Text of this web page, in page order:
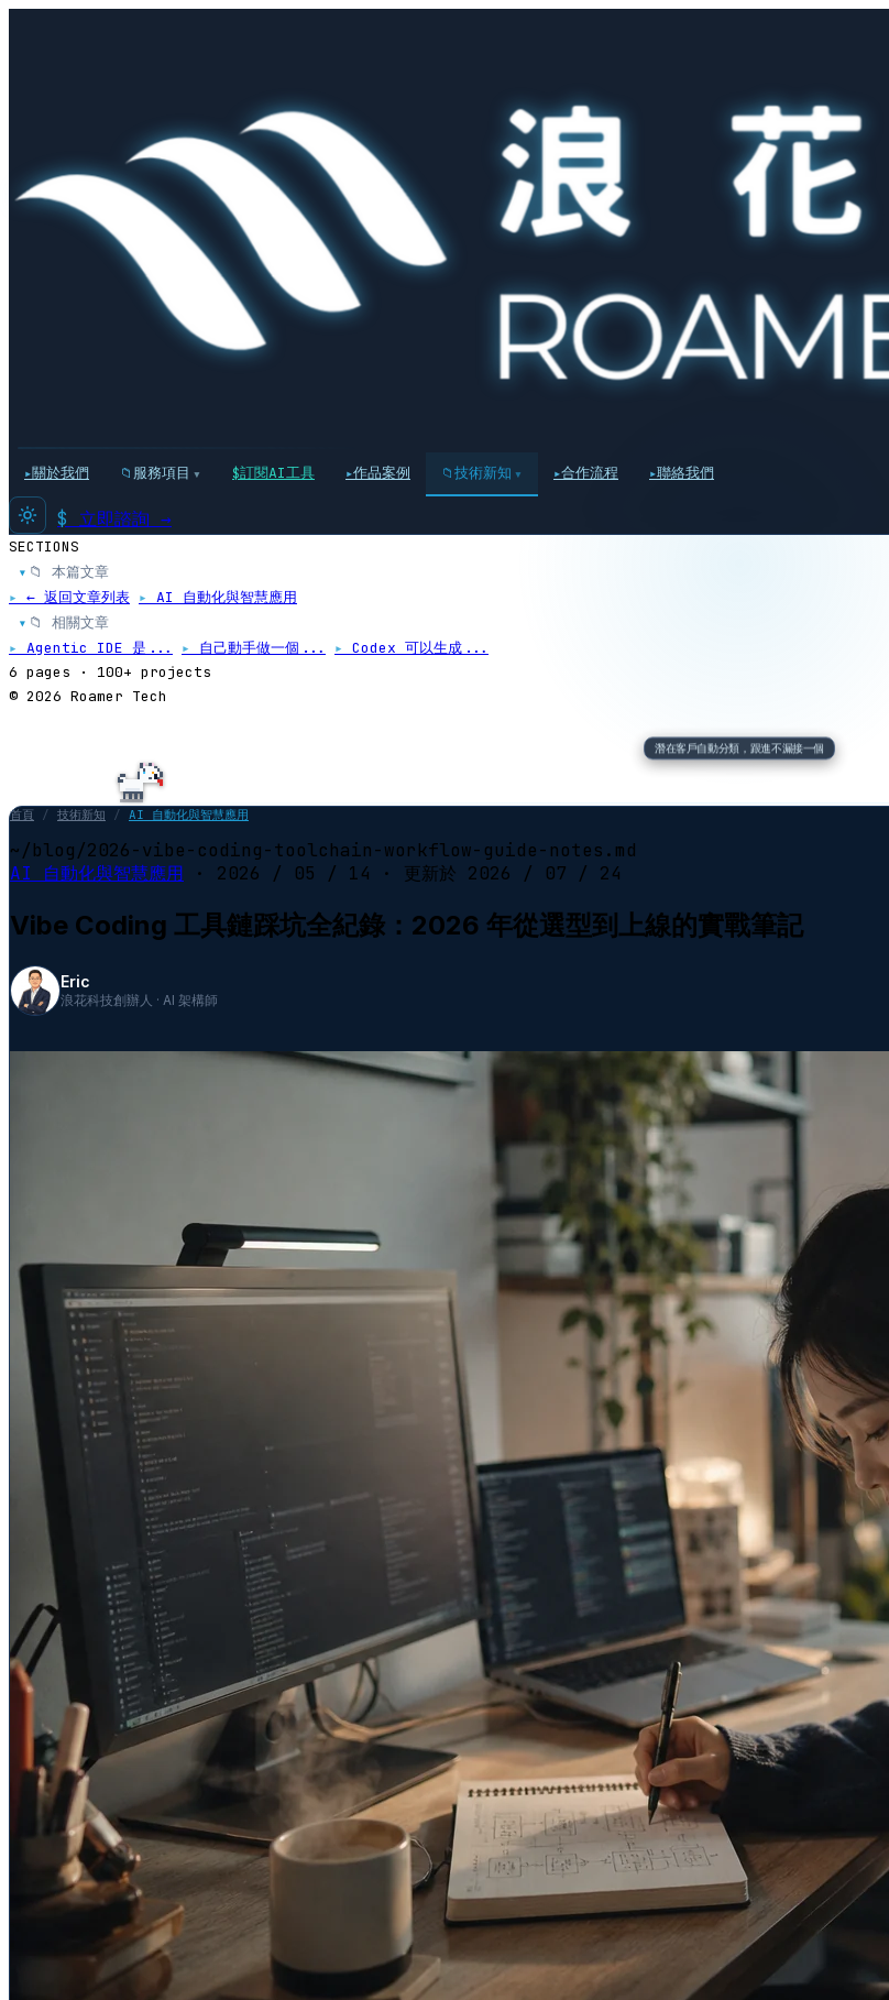
▸關於我們 📁 服務項目 ▾ $訂閱AI工具 ▸作品案例 📁技術新知 ▾ ▸合作流程 ▸聯絡我們
$ 立即諮詢 →
SECTIONS
▸📁 本篇文章
▸ ← 返回文章列表 ▸ AI 自動化與智慧應用
▸📁 相關文章
▸ Agentic IDE 是... ▸ 自己動手做一個... ▸ Codex 可以生成...
6 pages · 100+ projects
© 2026 Roamer Tech
潛在客戶自動分類，跟進不漏接一個
首頁 / 技術新知 / AI 自動化與智慧應用
~/blog/2026-vibe-coding-toolchain-workflow-guide-notes.md
AI 自動化與智慧應用 · 2026 / 05 / 14 · 更新於 2026 / 07 / 24
Vibe Coding 工具鏈踩坑全紀錄：2026 年從選型到上線的實戰筆記
Eric
浪花科技創辦人 · AI 架構師